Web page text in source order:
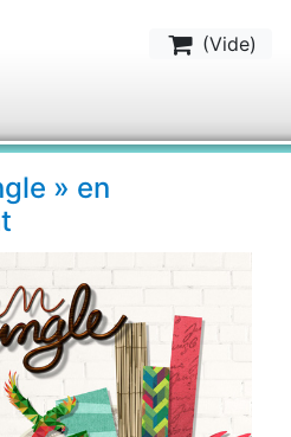
(Vide)
» en